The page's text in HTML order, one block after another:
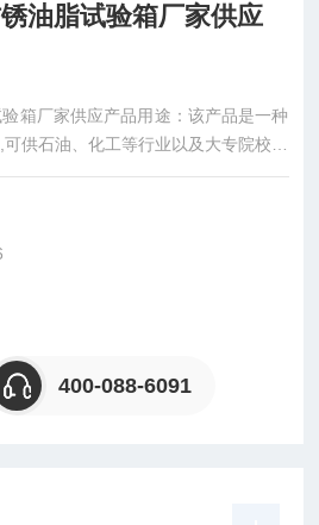
油脂试验箱厂家供应
箱厂家供应产品用途：该产品是一种
供石油、化工等行业以及大专院校、
室在试验和评定油脂对金属防锈的性
400-088-6091